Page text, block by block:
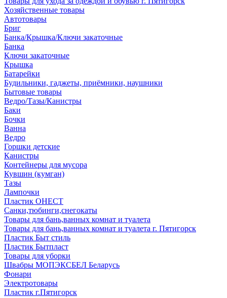
Хозяйственные товары
Автотовары
Бриг
Банка/Крышка/Ключи закаточные
Банка
Ключи закаточные
Крышка
Батарейки
Будильники, гаджеты, приёмники, наушники
Бытовые товары
Ведро/Тазы/Канистры
Баки
Бочки
Ванна
Ведро
Горшки детские
Канистры
Контейнеры для мусора
Кувшин (кумган)
Тазы
Лампочки
Пластик ОНЕСТ
Санки,тюбинги,снегокаты
Товары для бань,ванных комнат и туалета
Товары для бань,ванных комнат и туалета г. Пятигорск
Пластик Быт стиль
Пластик Бытпласт
Товары для уборки
Швабры МОПЭКСБЕЛ Беларусь
Фонари
Электротовары
Пластик г.Пятигорск